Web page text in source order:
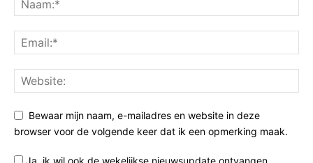
Bewaar mijn naam, e-mailadres en website in deze
browser voor de volgende keer dat ik een opmerking maak.
Ja, ik wil ook de wekelijkse nieuwsupdate ontvangen